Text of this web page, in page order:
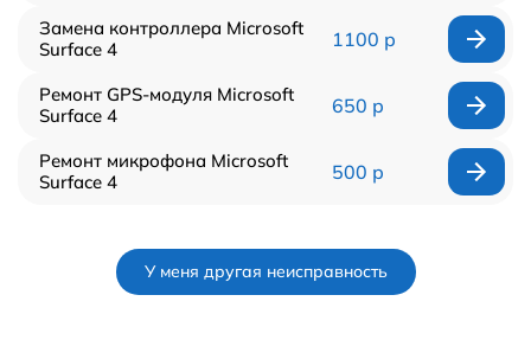
Замена контроллера Microsoft
Surface 4
1100 р
Ремонт GPS-модуля Microsoft
Surface 4
650 р
Ремонт микрофона Microsoft
Surface 4
500 р
У меня другая неисправность